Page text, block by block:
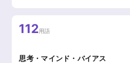
112用語
思考・マインド・バイアス